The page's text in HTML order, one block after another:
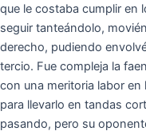
que le costaba cumplir en
seguir tanteándolo,
derecho, pudiendo
tercio. Fue compleja la
con una meritoria labor en
para llevarlo en tandas
pasando, pero su